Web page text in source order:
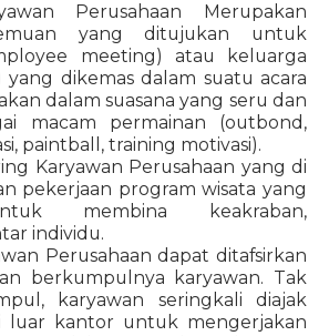
Perusahaan Merupakan
yang ditujukan untuk
meeting) atau keluarga
dikemas dalam suatu acara
dalam suasana yang seru dan
macam permainan (outbond,
paintball, training motivasi).
Karyawan Perusahaan yang di
pekerjaan program wisata yang
membina keakraban,
individu.
Perusahaan dapat ditafsirkan
berkumpulnya karyawan. Tak
karyawan seringkali diajak
luar kantor untuk mengerjakan